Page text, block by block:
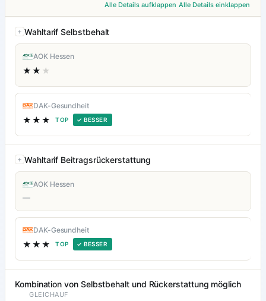
Alle Details aufklappen Alle Details einklappen
Wahltarif Selbstbehalt
AOK Hessen
★★ ★
DAK-Gesundheit
★★★ TOP ✓ BESSER
Wahltarif Beitragsrückerstattung
AOK Hessen
—
DAK-Gesundheit
★★★ TOP ✓ BESSER
Kombination von Selbstbehalt und Rückerstattung möglich
GLEICHAUF